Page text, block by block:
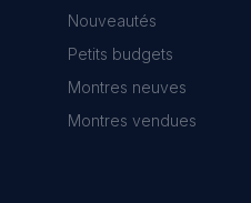
Nouveautés
Petits budgets
Montres neuves
Montres vendues